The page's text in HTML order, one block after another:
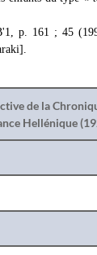
p. 161 ; 45
de la
Hellénique